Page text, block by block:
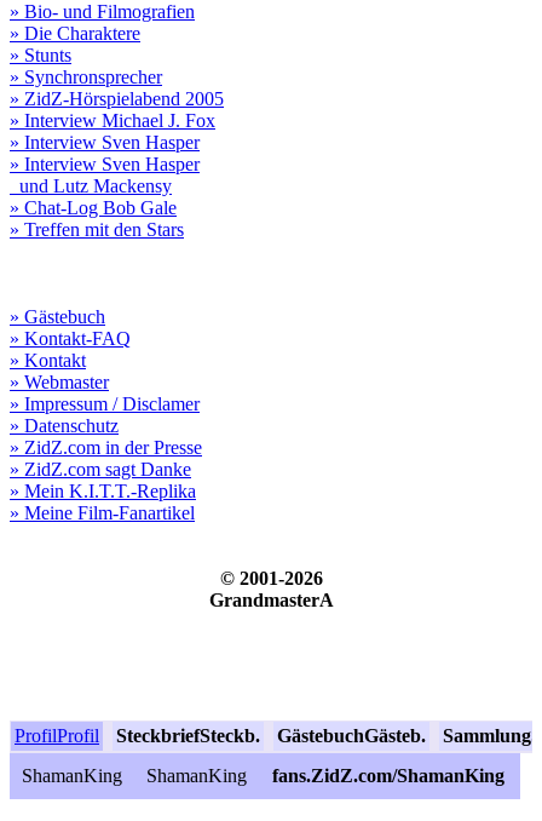
» Bio- und Filmografien
» Die Charaktere
» Stunts
» Synchronsprecher
» ZidZ-Hörspielabend 2005
» Interview Michael J. Fox
» Interview Sven Hasper
» Interview Sven Hasper
und Lutz Mackensy
» Chat-Log Bob Gale
» Treffen mit den Stars
» Gästebuch
» Kontakt-FAQ
» Kontakt
» Webmaster
» Impressum / Disclamer
» Datenschutz
» ZidZ.com in der Presse
» ZidZ.com sagt Danke
» Mein K.I.T.T.-Replika
» Meine Film-Fanartikel
© 2001-2026
GrandmasterA
ProfilProfil SteckbriefSteckb. GästebuchGästeb. Sammlung
ShamanKing
ShamanKing fans.ZidZ.com/ShamanKing